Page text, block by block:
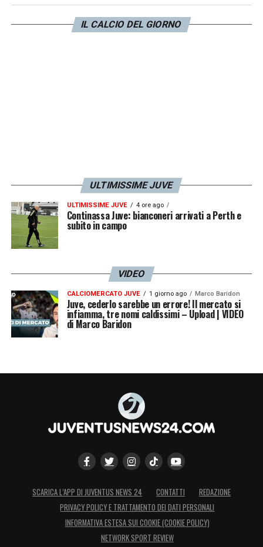
2025e, se si restasse così, la
IL CALCIO DEL GIORNO
ULTIMISSIME JUVE
ULTIMISSIME JUVE 4 ore ago
Continassa Juve: bianconeri arrivati a Perth e
subito in campo
VIDEO
CALCIOMERCATO JUVE 1 giorno ago Marco Baridon
Juve, cederlo sarebbe un errore! Il mercato si
infiamma, tre nomi caldissimi – Upload | VIDEO
di Marco Baridon
SCARICA L’APP DI JUVENTUS NEWS 24 CONTATTI
REDAZIONE
PRIVACY POLICY E TRATTAMENTO DEI DATI PERSONALI
INFORMATIVA ESTESA SUI COOKIE (COOKIE POLICY)
NETWORK SPORT REVIEW